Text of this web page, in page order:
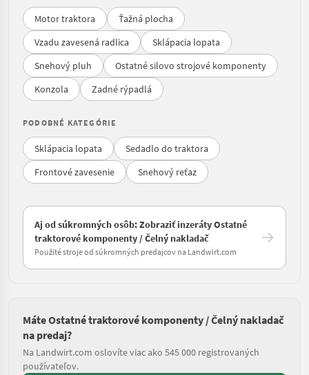
Motor traktora
Ťažná plocha
Vzadu zavesená radlica
Sklápacia lopata
Snehový pluh
Ostatné silovo strojové komponenty
Konzola
Zadné rýpadlá
PODOBNÉ KATEGÓRIE
Sklápacia lopata
Sedadlo do traktora
Frontové zavesenie
Snehový reťaz
Aj od súkromných osôb: Zobraziť inzeráty Ostatné
traktorové komponenty / Čelný nakladač
Použité stroje od súkromných predajcov na Landwirt.com
Máte Ostatné traktorové komponenty / Čelný nakladač
na predaj?
Na Landwirt.com oslovíte viac ako 545 000 registrovaných
používateľov.